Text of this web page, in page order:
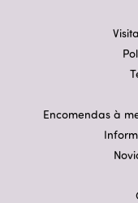
Encomendas à